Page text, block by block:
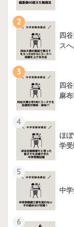
2
四
ス
3
四
麻
4
ほ
学
5
中
6